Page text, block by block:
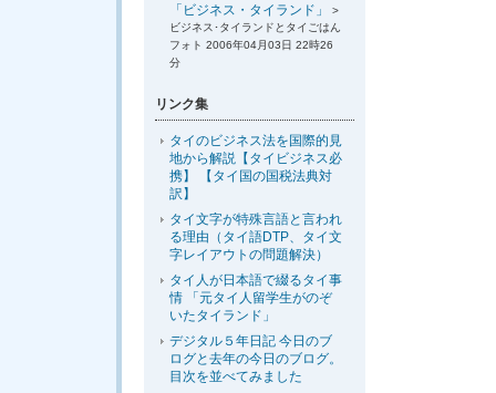
「ビジネス・タイランド」
>
ビジネス･タイランドとタイごはん
フォト 2006年04月03日 22時26
分
リンク集
タイのビジネス法を国際的見
地から解説【タイビジネス必
携】 【タイ国の国税法典対
訳】
タイ文字が特殊言語と言われ
る理由（タイ語DTP、タイ文
字レイアウトの問題解決）
タイ人が日本語で綴るタイ事
情 「元タイ人留学生がのぞ
いたタイランド」
デジタル５年日記 今日のブ
ログと去年の今日のブログ。
目次を並べてみました